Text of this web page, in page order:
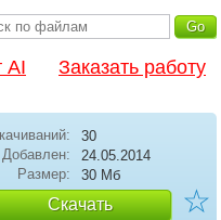
AI Заказать работу
30
Добавлен:
24.05.2014
Размер:
30 Мб
Скачать ☆